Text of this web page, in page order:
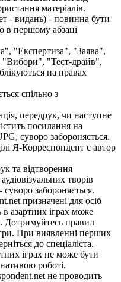
матеріалів.
- видань) - повинна бути
в першому абзаці
"Експертиза", "Заява",
"Тест-драйв",
на правах
спільно з
передрук, чи наступне
посилання на
суворо забороняється.
Я-Корреспондент є автор
та відтворення
творів
забороняється.
призначені для осіб
азартних іграх може
Дотримуйтесь правил
При виявленні перших
до спеціаліста.
іграх не може бути
роботі.
не проводить